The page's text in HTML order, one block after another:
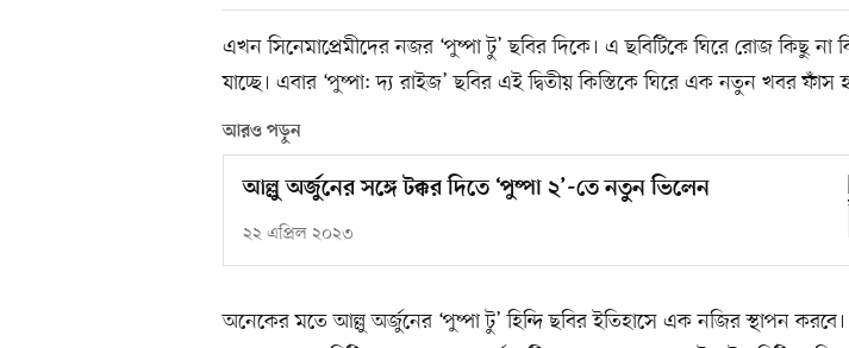
এখন সিনেমাপ্রেমীদের নজর ‘পুষ্পা টু’ ছবির দিকে। এ ছবিটিকে ঘিরে রোজ কিছু না
যাচ্ছে। এবার ‘পুষ্পা: দ্য রাইজ’ ছবির এই দ্বিতীয় কিস্তিকে ঘিরে এক নতুন খবর ফাঁস
আরও পড়ুন
আল্লু অর্জুনের সঙ্গে টক্কর দিতে ‘পুষ্পা ২’-তে নতুন ভিলেন
২২ এপ্রিল ২০২৩
অনেকের মতে আল্লু অর্জুনের ‘পুষ্পা টু’ হিন্দি ছবির ইতিহাসে এক নজির স্থাপন